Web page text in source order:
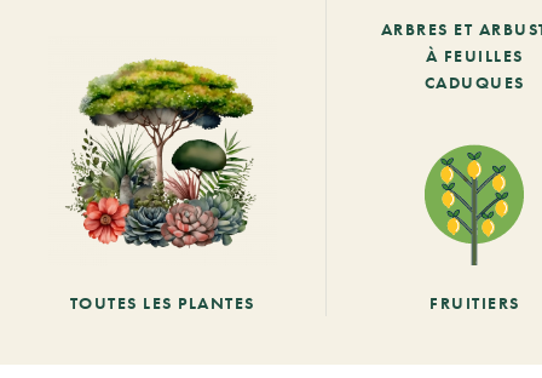
TOUTES LES PLANTES
ARBRES ET
À FEUILLES
CADUQUES
FRUITIERS